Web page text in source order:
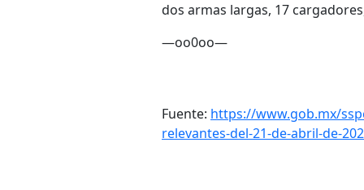
dos armas largas, 17
—oo0oo—
Fuente: https://www.gob.mx/
relevantes-del-21-de-abril-de-